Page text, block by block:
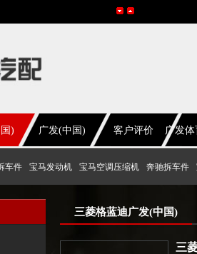
) 广发(中国) 客户评价 广发
车件 宝马发动机 宝马空调压缩机 奔驰拆车件
三菱格蓝迪广发(中国)
三